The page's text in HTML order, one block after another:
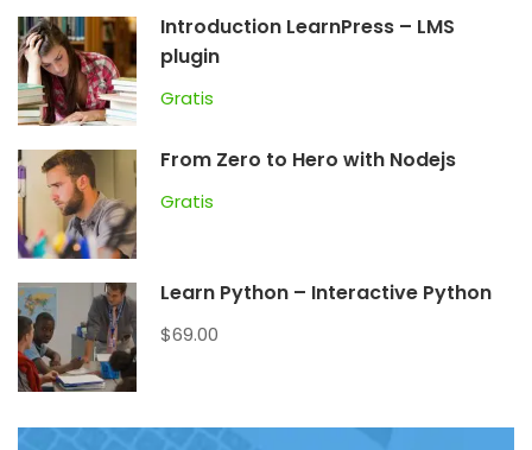
Introduction LearnPress – LMS
plugin
Gratis
From Zero to Hero with Nodejs
Gratis
Learn Python – Interactive Python
$69.00